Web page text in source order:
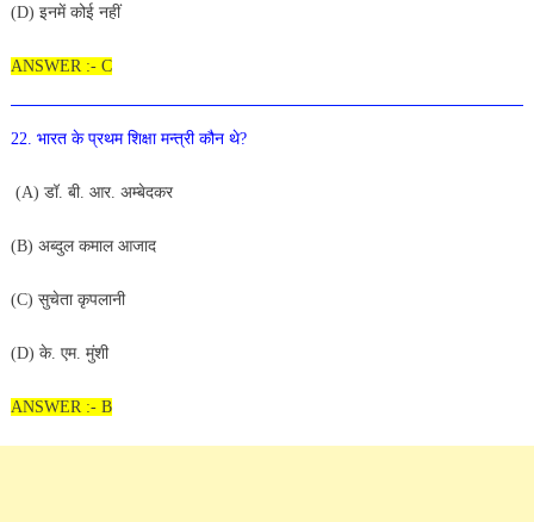
(D) इनमें कोई नहीं
ANSWER :- C
22. भारत के प्रथम शिक्षा मन्त्री कौन थे?
(A) डॉ. बी. आर. अम्बेदकर
(B) अब्दुल कमाल आजाद
(C) सुचेता कृपलानी
(D) के. एम. मुंशी
ANSWER :- B